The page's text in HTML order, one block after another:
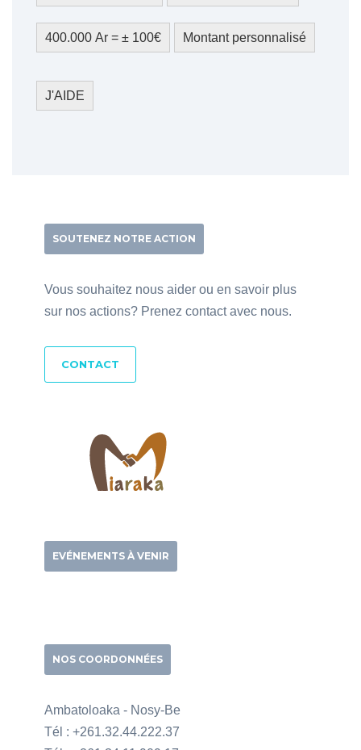
400.000 Ar = ± 100€ Montant personnalisé
J'AIDE
SOUTENEZ NOTRE ACTION
Vous souhaitez nous aider ou en savoir plus
sur nos actions? Prenez contact avec nous.
CONTACT
EVÉNEMENTS À VENIR
NOS COORDONNÉES
Ambatoloaka - Nosy-Be
Tél : +261.32.44.222.37